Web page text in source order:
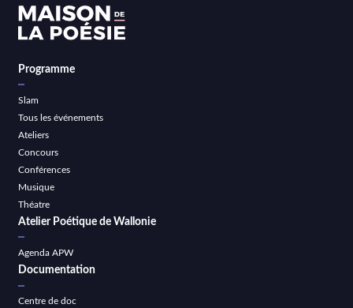
Programme
Slam
Tous les événements
Ateliers
Concours
Conférences
Musique
Théatre
Atelier Poétique de Wallonie
Agenda APW
Documentation
Centre de doc